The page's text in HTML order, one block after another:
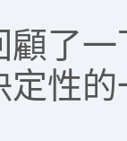
顧了
定性